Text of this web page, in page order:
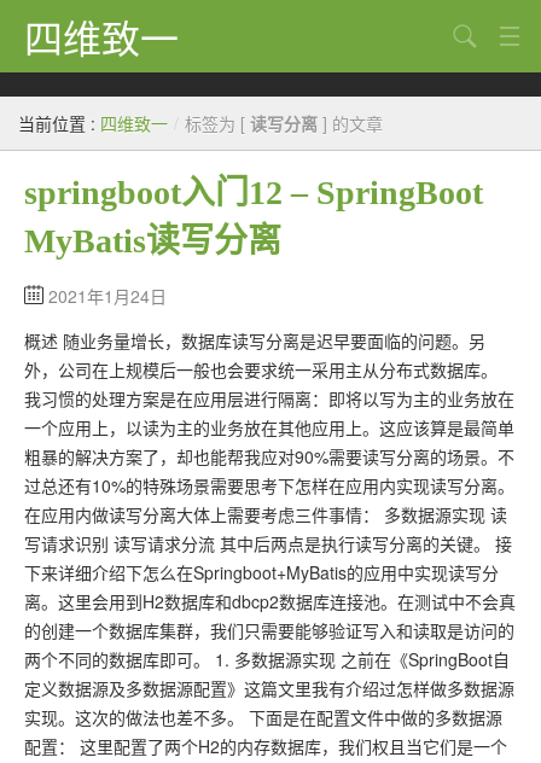
四维致一
Java
大数据
Python
Scala
GoLang
工程
Bug
Tricks
想法
搜索
当前位置 : 四维致一 / 标签为 [ 读写分离 ] 的文章
springboot入门12 – SpringBoot
MyBatis读写分离
2021年1月24日
概述 随业务量增长，数据库读写分离是迟早要面临的问题。另
外，公司在上规模后一般也会要求统一采用主从分布式数据库。
我习惯的处理方案是在应用层进行隔离：即将以写为主的业务放在
一个应用上，以读为主的业务放在其他应用上。这应该算是最简单
粗暴的解决方案了，却也能帮我应对90%需要读写分离的场景。不
过总还有10%的特殊场景需要思考下怎样在应用内实现读写分离。
在应用内做读写分离大体上需要考虑三件事情： 多数据源实现 读
写请求识别 读写请求分流 其中后两点是执行读写分离的关键。 接
下来详细介绍下怎么在Springboot+MyBatis的应用中实现读写分
离。这里会用到H2数据库和dbcp2数据库连接池。在测试中不会真
的创建一个数据库集群，我们只需要能够验证写入和读取是访问的
两个不同的数据库即可。 1. 多数据源实现 之前在《SpringBoot自
定义数据源及多数据源配置》这篇文里我有介绍过怎样做多数据源
实现。这次的做法也差不多。 下面是在配置文件中做的多数据源
配置： 这里配置了两个H2的内存数据库，我们权且当它们是一个